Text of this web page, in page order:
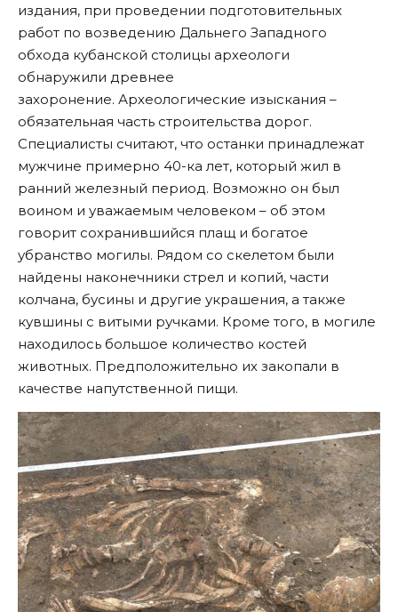
издания, при проведении подготовительных
работ по возведению Дальнего Западного
обхода кубанской столицы археологи
обнаружили древнее
захоронение. Археологические изыскания –
обязательная часть строительства дорог.
Специалисты считают, что останки принадлежат
мужчине примерно 40-ка лет, который жил в
ранний железный период. Возможно он был
воином и уважаемым человеком – об этом
говорит сохранившийся плащ и богатое
убранство могилы. Рядом со скелетом были
найдены наконечники стрел и копий, части
колчана, бусины и другие украшения, а также
кувшины с витыми ручками. Кроме того, в могиле
находилось большое количество костей
животных. Предположительно их закопали в
качестве напутственной пищи.